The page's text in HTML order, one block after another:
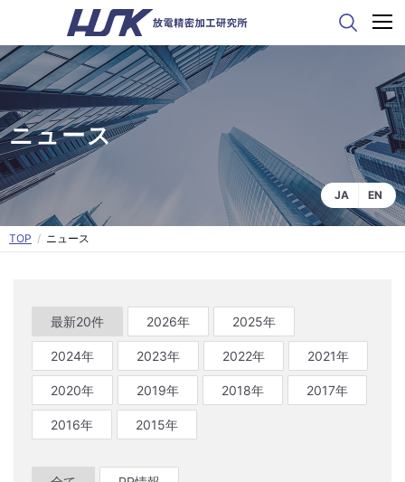
ニュース
ニュース
JA EN
最新20件 2026年 2025年
2024年 2023年 2022年 2021年
2020年 2019年 2018年 2017年
2016年 2015年